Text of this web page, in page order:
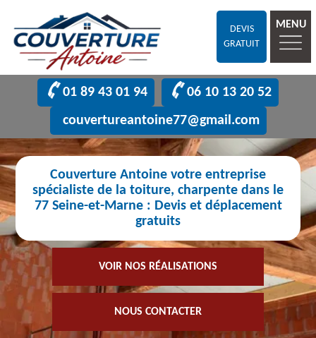
DEVIS
GRATUIT
MENU
01 89 43 01 94
06 10 13 20 52
couvertureantoine77@gmail.com
Couverture Antoine votre entreprise
spécialiste de la toiture, charpente dans le
77 Seine-et-Marne : Devis et déplacement
gratuits
VOIR NOS RÉALISATIONS
NOUS CONTACTER